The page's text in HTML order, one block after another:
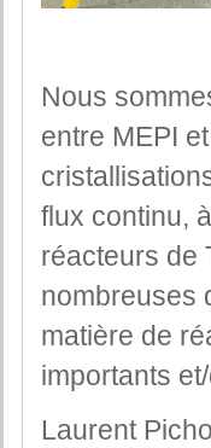
Nous
entre MEPI
flux continu,
réacteurs de
nombreuses
matière de
importants
Laurent